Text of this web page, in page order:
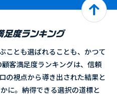
ことも選ばれることも、かつて
客満足度ランキングは、信頼
の視点から導き出された結果と
に。納得できる選択の道標と